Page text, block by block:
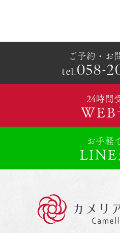
ご予約・お
tel.058-
24時間
WEB
お手軽
LINE